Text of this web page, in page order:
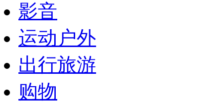
影音
运动户外
出行旅游
购物